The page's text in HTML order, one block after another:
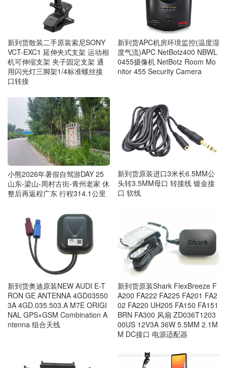
新到货散装二手原装索尼SONY
VCT-EXC1 延伸夹式支架 运动相
机可伸缩支架 夹子固定支架 通
用闪光灯三脚架1/4标准螺丝接
口转接
新到货APC机房环境监控(温度湿
度气流)APC NetBotz400 NBWL
0455摄像机 NetBotz Room Mo
nitor 455 Security Camera
小熊2026年暑假自驾游DAY 25
山东-梁山-周村古街-青州老家 休
整后再返程广东 行程314.1公里
新到货原装进口3米长6.5MM公
头转3.5MM母口 转接线 镀金接
口 软线
新到货奥迪原装NEW AUDI E-T
RON GE ANTENNA 4GD03550
3A 4GD.035.503.A M7E ORIGI
NAL GPS+GSM Combination A
ntenna 组合天线
新到货原装Shark FlexBreeze F
A200 FA222 FA225 FA201 FA2
02 FA220 UH205 FA150 FA151
BRN FA300 风扇 ZD036T1203
00US 12V3A 36W 5.5MM 2.1M
M DC接口 电源适配器